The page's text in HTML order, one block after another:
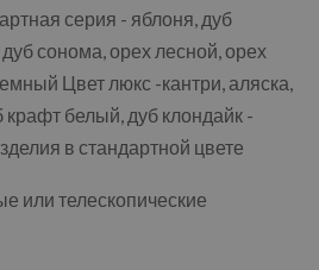
серия - яблоня, дуб
сонома, орех лесной, орех
Цвет люкс -кантри, аляска,
белый, дуб клондайк -
в стандартной цвете
или телескопические